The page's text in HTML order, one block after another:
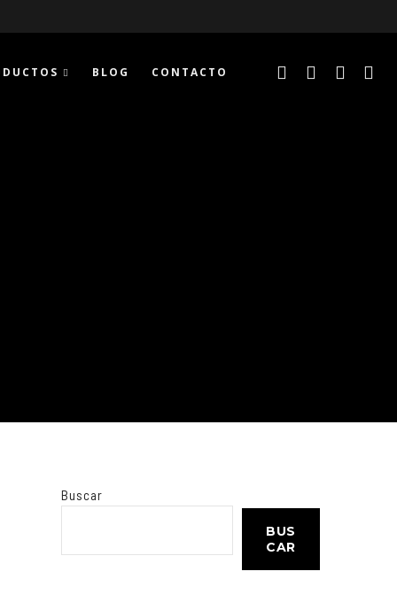
BLOG CONTACTO
Buscar
BUS
CAR